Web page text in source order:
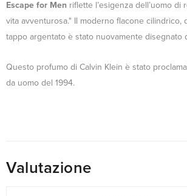
Escape for Men riflette l’esigenza dell’uomo di
vita avventurosa." Il moderno flacone cilindrico,
tappo argentato è stato nuovamente disegnato
Questo profumo di Calvin Klein è stato
da uomo del 1994.
Valutazione